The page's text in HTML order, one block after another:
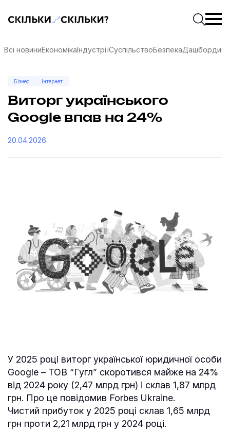
Скільки-скільки? — Медіа про суспільні даніПочати
Всі новиниЕкономікаІндустріїСуспільствоБезпекаДашборди
Бізнес Інтернет
Виторг українського
Google впав на 24%
20.04.2026
У 2025 році виторг української юридичної особи
Google – ТОВ “Гугл” скоротився майже на 24%
від 2024 року (2,47 млрд грн) і склав 1,87 млрд
грн. Про це повідомив Forbes Ukraine.
Чистий прибуток у 2025 році склав 1,65 млрд
грн проти 2,21 млрд грн у 2024 році.